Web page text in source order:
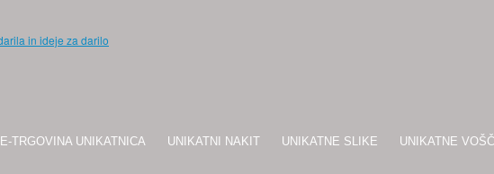
E-TRGOVINA UNIKATNICA UNIKATNI NAKIT UNIKATNE SLIKE UNIKATNE